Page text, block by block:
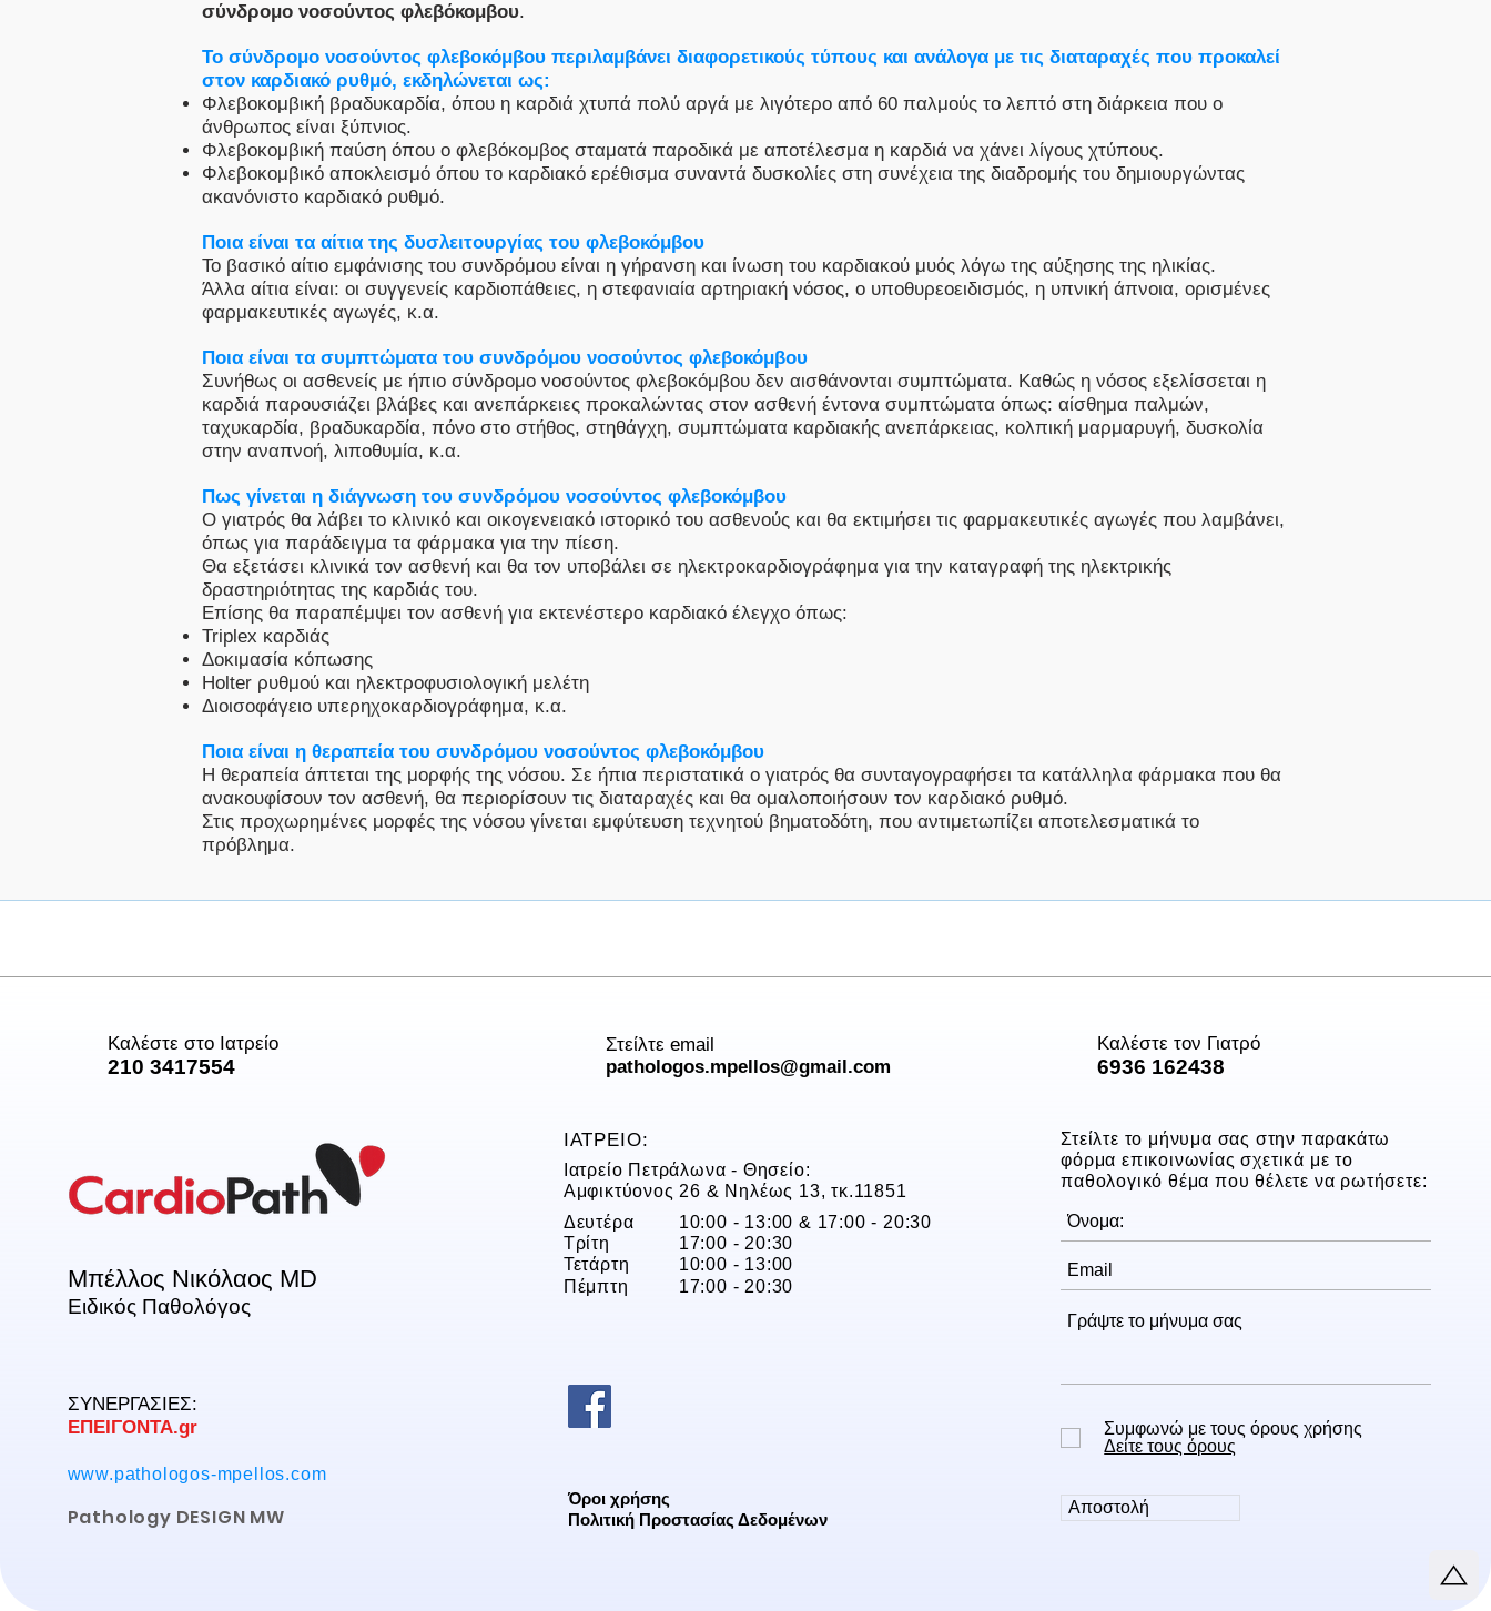
σύνδρομο νοσούντος φλεβόκομβου.
Το σύνδρομο νοσούντος φλεβoκόμβου περιλαμβάνει διαφορετικούς τύπους και ανάλογα με τις διαταραχές που προκαλεί
στον καρδιακό ρυθμό, εκδηλώνεται ως:
Φλεβοκομβική βραδυκαρδία, όπου η καρδιά χτυπά πολύ αργά με λιγότερο από 60 παλμούς το λεπτό στη διάρκεια που ο
άνθρωπος είναι ξύπνιος.
Φλεβοκομβική παύση όπου ο φλεβόκομβος σταματά παροδικά με αποτέλεσμα η καρδιά να χάνει λίγους χτύπους.
Φλεβοκομβικό αποκλεισμό όπου το καρδιακό ερέθισμα συναντά δυσκολίες στη συνέχεια της διαδρομής του δημιουργώντας
ακανόνιστο καρδιακό ρυθμό.
Ποια είναι τα αίτια της δυσλειτουργίας του φλεβοκόμβου
Το βασικό αίτιο εμφάνισης του συνδρόμου είναι η γήρανση και ίνωση του καρδιακού μυός λόγω της αύξησης της ηλικίας.
Άλλα αίτια είναι: οι συγγενείς καρδιοπάθειες, η στεφανιαία αρτηριακή νόσος, ο υποθυρεοειδισμός, η υπνική άπνοια, ορισμένες
φαρμακευτικές αγωγές, κ.α.
Ποια είναι τα συμπτώματα του συνδρόμου νοσούντος φλεβοκόμβου
Συνήθως οι ασθενείς με ήπιο σύνδρομο νοσούντος φλεβοκόμβου δεν αισθάνονται συμπτώματα. Καθώς η νόσος εξελίσσεται η
καρδιά παρουσιάζει βλάβες και ανεπάρκειες προκαλώντας στον ασθενή έντονα συμπτώματα όπως: αίσθημα παλμών,
ταχυκαρδία, βραδυκαρδία, πόνο στο στήθος, στηθάγχη, συμπτώματα καρδιακής ανεπάρκειας, κολπική μαρμαρυγή, δυσκολία
στην αναπνοή, λιποθυμία, κ.α.
Πως γίνεται η διάγνωση του συνδρόμου νοσούντος φλεβοκόμβου
Ο γιατρός θα λάβει το κλινικό και οικογενειακό ιστορικό του ασθενούς και θα εκτιμήσει τις φαρμακευτικές αγωγές που λαμβάνει,
όπως για παράδειγμα τα φάρμακα για την πίεση.
Θα εξετάσει κλινικά τον ασθενή και θα τον υποβάλει σε ηλεκτροκαρδιογράφημα για την καταγραφή της ηλεκτρικής
δραστηριότητας της καρδιάς του.
Επίσης θα παραπέμψει τον ασθενή για εκτενέστερο καρδιακό έλεγχο όπως:
Triplex καρδιάς
Δοκιμασία κόπωσης
Holter ρυθμού και ηλεκτροφυσιολογική μελέτη
Διοισοφάγειο υπερηχοκαρδιογράφημα, κ.α.
Ποια είναι η θεραπεία του συνδρόμου νοσούντος φλεβοκόμβου
Η θεραπεία άπτεται της μορφής της νόσου. Σε ήπια περιστατικά ο γιατρός θα συνταγογραφήσει τα κατάλληλα φάρμακα που θα
ανακουφίσουν τον ασθενή, θα περιορίσουν τις διαταραχές και θα ομαλοποιήσουν τον καρδιακό ρυθμό.
Στις προχωρημένες μορφές της νόσου γίνεται εμφύτευση τεχνητού βηματοδότη, που αντιμετωπίζει αποτελεσματικά το
πρόβλημα.
Καλέστε στο Ιατρείο
210 3417554
Μπέλλος Νικόλαος MD
Ειδικός Παθολόγος
ΣΥΝΕΡΓΑΣΙΕΣ:
ΕΠΕΙΓΟΝΤΑ.gr
www.pathologos-mpellos.com
Pathology DESIGN MW
Στείλτε email
pathologos.mpellos@gmail.com
ΙΑΤΡΕΙΟ:
Ιατρείο Πετράλωνα - Θησείο:
Αμφικτύονος 26 & Νηλέως 13, τκ.11851
Δευτέρα
Τρίτη
Τετάρτη
Πέμπτη
10:00 - 13:00 & 17:00 - 20:30
17:00 - 20:30
10:00 - 13:00
17:00 - 20:30
Όροι χρήσης
Πολιτική Προστασίας Δεδομένων
Καλέστε τον Γιατρό
6936 162438
Στείλτε το μήνυμα σας στην παρακάτω
φόρμα επικοινωνίας σχετικά με το
παθολογικό θέμα που θέλετε να ρωτήσετε:
Συμφωνώ με τους όρους χρήσης
Δείτε τους όρους
Αποστολή